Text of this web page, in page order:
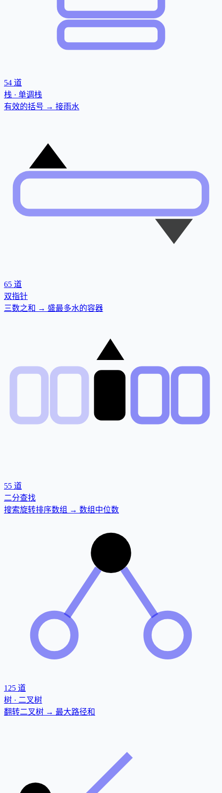
54 道
栈 · 单调栈
有效的括号 → 接雨水
65 道
双指针
三数之和 → 盛最多水的容器
55 道
二分查找
搜索旋转排序数组 → 数组中位数
125 道
树 · 二叉树
翻转二叉树 → 最大路径和